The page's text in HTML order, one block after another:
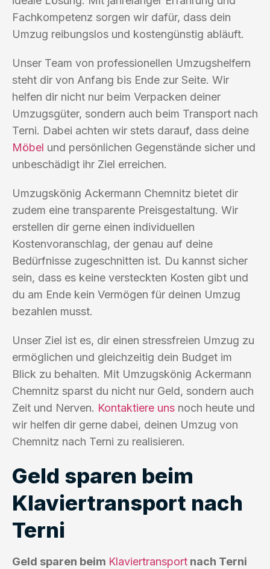
Fachkompetenz sorgen wir dafür, dass dein
Umzug reibungslos und kostengünstig abläuft.
Unser Team von professionellen Umzugshelfern
steht dir von Anfang bis Ende zur Seite. Wir
helfen dir nicht nur beim Verpacken deiner
Umzugsgüter, sondern auch beim Transport nach
Terni. Dabei achten wir stets darauf, dass deine
Möbel und persönlichen Gegenstände sicher und
unbeschädigt ihr Ziel erreichen.
Umzugskönig Ackermann Chemnitz bietet dir
zudem eine transparente Preisgestaltung. Wir
erstellen dir gerne einen individuellen
Kostenvoranschlag, der genau auf deine
Bedürfnisse zugeschnitten ist. Du kannst sicher
sein, dass es keine versteckten Kosten gibt und
du am Ende kein Vermögen für deinen Umzug
bezahlen musst.
Unser Ziel ist es, dir einen stressfreien Umzug zu
ermöglichen und gleichzeitig dein Budget im
Blick zu behalten. Mit Umzugskönig Ackermann
Chemnitz sparst du nicht nur Geld, sondern auch
Zeit und Nerven. Kontaktiere uns noch heute und
wir helfen dir gerne dabei, deinen Umzug von
Chemnitz nach Terni zu realisieren.
Geld sparen beim
Klaviertransport nach
Terni
Geld sparen beim Klaviertransport nach Terni